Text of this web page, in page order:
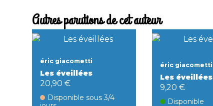
Autres parutions de cet auteur
éric giacometti
Les éveillées
20,90 €
Disponible sous 3/4
éric giacometti
Les éveillées
9,20 €
Disponible